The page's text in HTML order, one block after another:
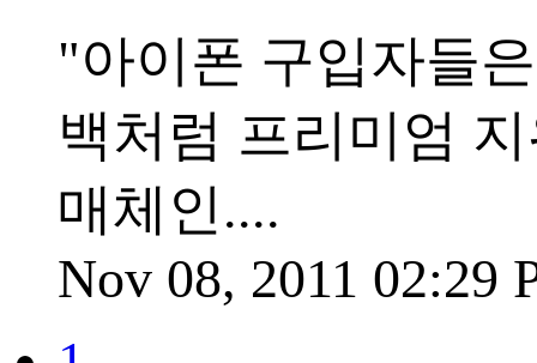
"아이폰 구입자들
백처럼 프리미엄
매체인....
Nov 08, 2011 02:29